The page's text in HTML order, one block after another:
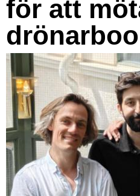
för att